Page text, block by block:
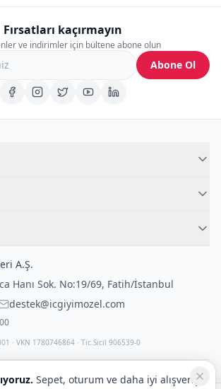
Fırsatları kaçırmayın
ve indirimler için bültene abone olun
Abone Ol
A.Ş.
Hanı Sok. No:19/69, Fatih/İstanbul
destek@icgiyimozel.com
· VKN 1780746864 · Tic.Sicil 906539-0
Sepet, oturum ve daha iyi alışveriş